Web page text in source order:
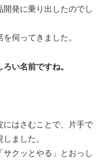
発に乗り出したのでし
伺ってきました。
い名前ですね。
にはさむことで、片手で
ました。
クッとやる」とおっし